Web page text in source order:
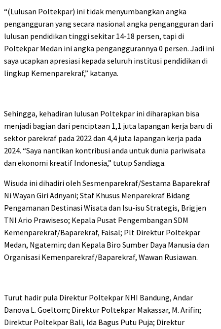
“(Lulusan Poltekpar) ini tidak menyumbangkan angka
pengangguran yang secara nasional angka pengangguran dari
lulusan pendidikan tinggi sekitar 14-18 persen, tapi di
Poltekpar Medan ini angka penganggurannya 0 persen. Jadi ini
saya ucapkan apresiasi kepada seluruh institusi pendidikan di
lingkup Kemenparekraf,” katanya.
Sehingga, kehadiran lulusan Poltekpar ini diharapkan bisa
menjadi bagian dari penciptaan 1,1 juta lapangan kerja baru di
sektor parekraf pada 2022 dan 4,4 juta lapangan kerja pada
2024. “Saya nantikan kontribusi anda untuk dunia pariwisata
dan ekonomi kreatif Indonesia,” tutup Sandiaga.
Wisuda ini dihadiri oleh Sesmenparekraf/Sestama Baparekraf
Ni Wayan Giri Adnyani; Staf Khusus Menparekraf Bidang
Pengamanan Destinasi Wisata dan Isu-isu Strategis, Brigjen
TNI Ario Prawiseso; Kepala Pusat Pengembangan SDM
Kemenparekraf/Baparekraf, Faisal; Plt Direktur Poltekpar
Medan, Ngatemin; dan Kepala Biro Sumber Daya Manusia dan
Organisasi Kemenparekraf/Baparekraf, Wawan Rusiawan.
Turut hadir pula Direktur Poltekpar NHI Bandung, Andar
Danova L. Goeltom; Direktur Poltekpar Makassar, M. Arifin;
Direktur Poltekpar Bali, Ida Bagus Putu Puja; Direktur